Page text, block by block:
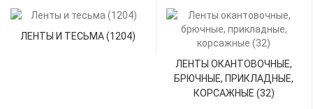
товаров0
ЛЕНТЫ И ТЕСЬМА (1204)
ЛЕНТЫ ОКАНТОВОЧНЫЕ,
БРЮЧНЫЕ, ПРИКЛАДНЫЕ,
КОРСАЖНЫЕ (32)